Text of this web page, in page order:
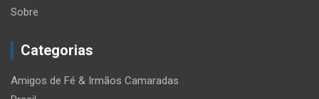
Sobre
Categorias
Amigos de Fé & Irmãos Camaradas